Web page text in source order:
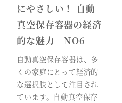
にやさしい！ 自動
真空保存容器の経済
的な魅力 NO6
自動真空保存容器は、多
くの家庭にとって経済的
な選択肢として注目され
ています。自動真空保存